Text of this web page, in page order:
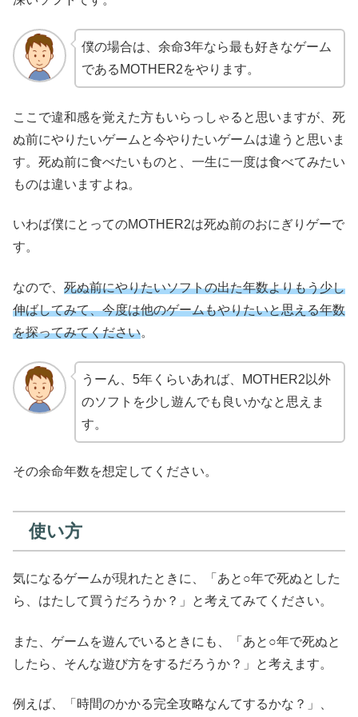
僕の場合は、余命3年なら最も好きなゲーム
であるMOTHER2をやります。
ここで違和感を覚えた方もいらっしゃると思いますが、死
ぬ前にやりたいゲームと今やりたいゲームは違うと思いま
す。死ぬ前に食べたいものと、一生に一度は食べてみたい
ものは違いますよね。
いわば僕にとってのMOTHER2は死ぬ前のおにぎりゲーで
す。
なので、 死ぬ前にやりたいソフトの出た年数よりもう少し
伸ばしてみて、今度は他のゲームもやりたいと思える年数
を探ってみてください。
うーん、5年くらいあれば、MOTHER2以外
のソフトを少し遊んでも良いかなと思えま
す。
その余命年数を想定してください。
使い方
気になるゲームが現れたときに、「あと○年で死ぬとした
ら、はたして買うだろうか？」と考えてみてください。
また、ゲームを遊んでいるときにも、「あと○年で死ぬと
したら、そんな遊び方をするだろうか？」と考えます。
例えば、「時間のかかる完全攻略なんてするかな？」、